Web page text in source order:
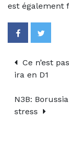
est également
Ce n’est
ira en D1
N3B:
stress